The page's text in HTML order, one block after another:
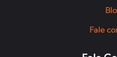
Fale